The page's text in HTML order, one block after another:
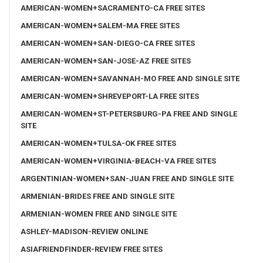
AMERICAN-WOMEN+SACRAMENTO-CA FREE SITES
AMERICAN-WOMEN+SALEM-MA FREE SITES
AMERICAN-WOMEN+SAN-DIEGO-CA FREE SITES
AMERICAN-WOMEN+SAN-JOSE-AZ FREE SITES
AMERICAN-WOMEN+SAVANNAH-MO FREE AND SINGLE SITE
AMERICAN-WOMEN+SHREVEPORT-LA FREE SITES
AMERICAN-WOMEN+ST-PETERSBURG-PA FREE AND SINGLE
SITE
AMERICAN-WOMEN+TULSA-OK FREE SITES
AMERICAN-WOMEN+VIRGINIA-BEACH-VA FREE SITES
ARGENTINIAN-WOMEN+SAN-JUAN FREE AND SINGLE SITE
ARMENIAN-BRIDES FREE AND SINGLE SITE
ARMENIAN-WOMEN FREE AND SINGLE SITE
ASHLEY-MADISON-REVIEW ONLINE
ASIAFRIENDFINDER-REVIEW FREE SITES